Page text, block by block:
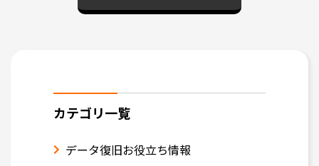
カテゴリ一覧
データ復旧お役立ち情報